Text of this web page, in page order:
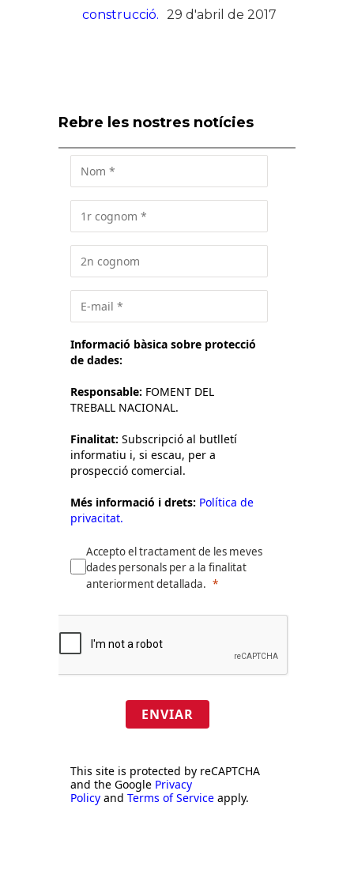
construcció. 29 d'abril de 2017
Rebre les nostres notícies
Informació bàsica sobre protecció
de dades:
Responsable: FOMENT DEL
TREBALL NACIONAL.
Finalitat: Subscripció al butlletí
informatiu i, si escau, per a
prospecció comercial.
Més informació i drets: Política de
privacitat.
Accepto el tractament de les meves
dades personals per a la finalitat
anteriorment detallada.
ENVIAR
This site is protected by reCAPTCHA
and the Google Privacy
Policy and Terms of Service apply.